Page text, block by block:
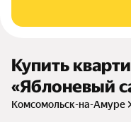
Купить
«Яблоневый
Комсомольск-на-Амуре